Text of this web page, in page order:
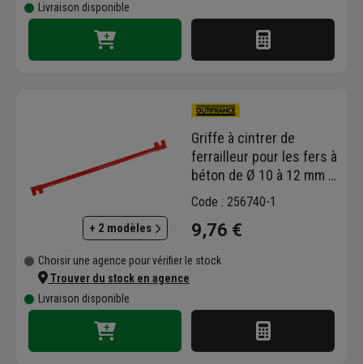
Livraison disponible
+ 2 modèles
Griffe à cintrer de
ferrailleur pour les fers à
béton de Ø 10 à 12 mm -
Longueur 45,5 cm
Code : 256740-1
9,76 €
Choisir une agence pour vérifier le stock
Trouver du stock en agence
Livraison disponible